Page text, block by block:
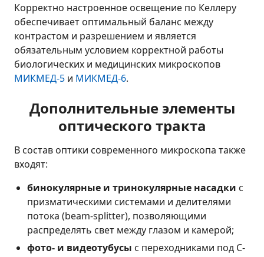
Корректно настроенное освещение по Келлеру
обеспечивает оптимальный баланс между
контрастом и разрешением и является
обязательным условием корректной работы
биологических и медицинских микроскопов
МИКМЕД-5 и МИКМЕД-6.
Дополнительные элементы
оптического тракта
В состав оптики современного микроскопа также
входят:
бинокулярные и тринокулярные насадки с
призматическими системами и делителями
потока (beam-splitter), позволяющими
распределять свет между глазом и камерой;
фото- и видеотубусы с переходниками под C-